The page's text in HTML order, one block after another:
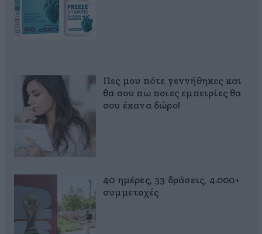
Πες μου πότε γεννήθηκες και
θα σου πω ποιες εμπειρίες θα
σου έκανα δώρο!
40 ημέρες, 33 δράσεις, 4.000+
συμμετοχές